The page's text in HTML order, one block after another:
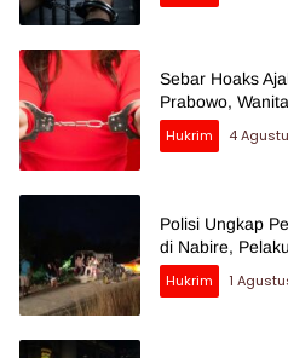
Sebar Hoaks
Prabowo,
Hukrim
4
Polisi Ungkap
di Nabire,
Hukrim
1